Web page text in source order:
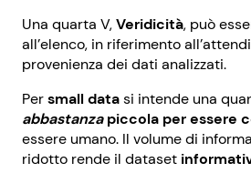
Una quarta V,Veridicità, può
all’elenco, in riferimento
provenienza dei dati analizzati.
Persmall datasi intende una
abbastanzapiccola per essere
essere umano. Il volume di
ridotto rende il dataset